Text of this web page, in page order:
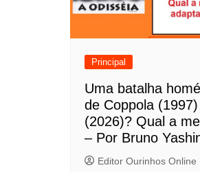
ç
ã
Principal
Uma batalha
de Coppola
(2026)? Qual a
– Por Bruno
Editor Ourinhos Online